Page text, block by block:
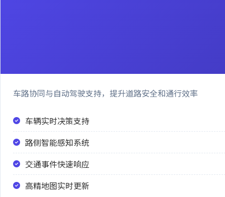
车路协同与自动驾驶支持，提升道路安全和通行效率
车辆实时决策支持
路侧智能感知系统
交通事件快速响应
高精地图实时更新